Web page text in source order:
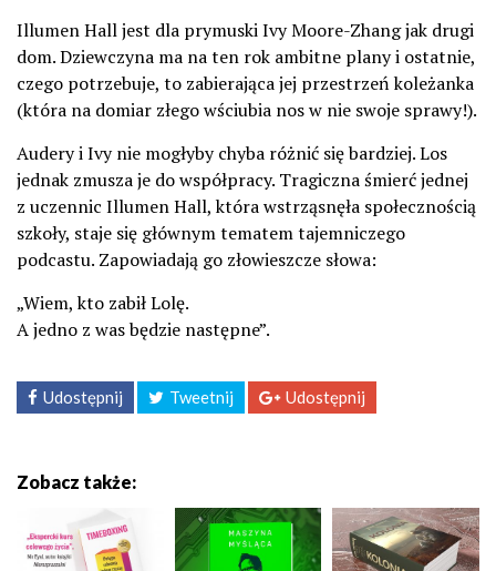
Illumen Hall jest dla prymuski Ivy Moore-Zhang jak drugi
dom. Dziewczyna ma na ten rok ambitne plany i ostatnie,
czego potrzebuje, to zabierająca jej przestrzeń koleżanka
(która na domiar złego wściubia nos w nie swoje sprawy!).
Audery i Ivy nie mogłyby chyba różnić się bardziej. Los
jednak zmusza je do współpracy. Tragiczna śmierć jednej
z uczennic Illumen Hall, która wstrząsnęła społecznością
szkoły, staje się głównym tematem tajemniczego
podcastu. Zapowiadają go złowieszcze słowa:
„Wiem, kto zabił Lolę.
A jedno z was będzie następne”.
Udostępnij Tweetnij Udostępnij
Zobacz także: